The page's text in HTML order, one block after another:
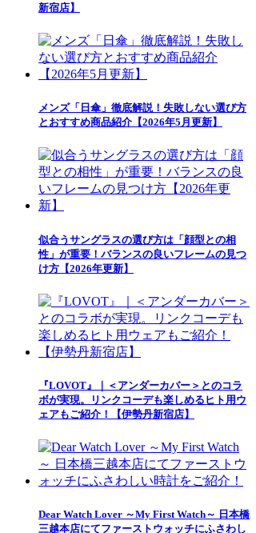
新宿店】
メンズ「日傘」徹底解説！失敗しない選び方
とおすすめ商品紹介【2026年5月更新】
似合うサングラスの選び方は「顔型との相
性」が重要！バランスの良いフレームの見つ
け方【2026年更新】
『LOVOT』｜＜アンダーカバー＞とのコラ
ボが実現。リンクコーデも楽しめるヒト用ウ
ェアもご紹介！【伊勢丹新宿店】
Dear Watch Lover ～My First Watch～ 日本橋
三越本店にてファーストウォッチにふさわし